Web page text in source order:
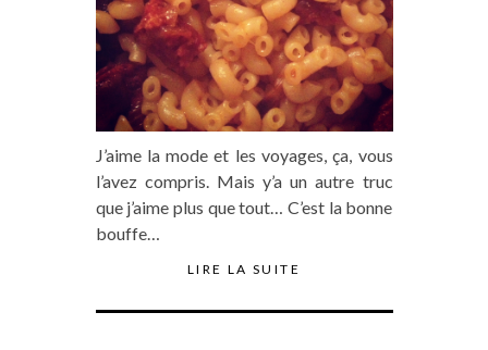
J’aime la mode et les voyages, ça, vous
l’avez compris. Mais y’a un autre truc
que j’aime plus que tout… C’est la bonne
bouffe…
LIRE LA SUITE